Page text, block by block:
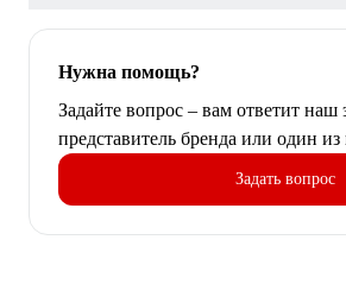
Нужна помощь?
Задайте вопрос – вам ответит наш
представитель бренда или один из
Задать вопрос